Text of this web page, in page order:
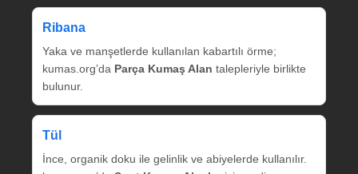
Ribana
Yaka ve manşetlerde kullanılan kabartılı örme;
kumas.org’da Parça Kumaş Alan talepleriyle birlikte
bulunur.
Tül
İnce, organik doku ile gelinlik ve abiyelerde kullanılır.